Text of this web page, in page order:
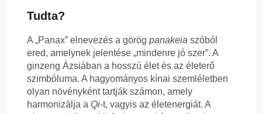
Tudta?
A „Panax” elnevezés a görög panakeia szóból
ered, amelynek jelentése „mindenre jó szer”. A
ginzeng Ázsiában a hosszú élet és az életerő
szimbóluma. A hagyományos kínai szemléletben
olyan növényként tartják számon, amely
harmonizálja a Qi-t, vagyis az életenergiát. A